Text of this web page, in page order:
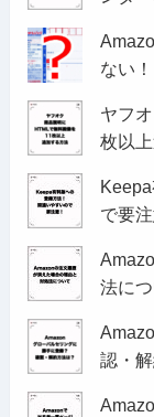
ない
ヤフ
枚以
で要注
法に
認・